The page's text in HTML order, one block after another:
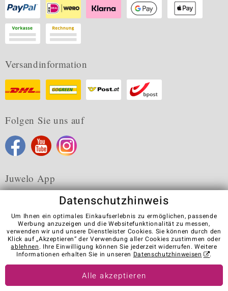
Versandinformation
Folgen Sie uns auf
Juwelo App
Karriere AGB Datenschutz Cookies
Impressum
Kontakt
Vertrag widerrufen
Visit our stores in other countries:
Datenschutzhinweis
Um Ihnen ein optimales Einkaufserlebnis zu ermöglichen, passende
Werbung anzuzeigen und die Websitefunktionalität zu messen,
verwenden wir und unsere Dienstleister Cookies. Sie können durch den
Klick auf „Akzeptieren“ der Verwendung aller Cookies zustimmen oder
ablehnen. Ihre Einwilligung können Sie jederzeit widerrufen. Weitere
Informationen erhalten Sie in unseren Datenschutzhinweisen .
Alle akzeptieren